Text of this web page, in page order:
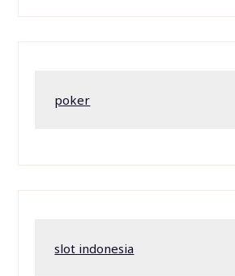
poker
slot indonesia